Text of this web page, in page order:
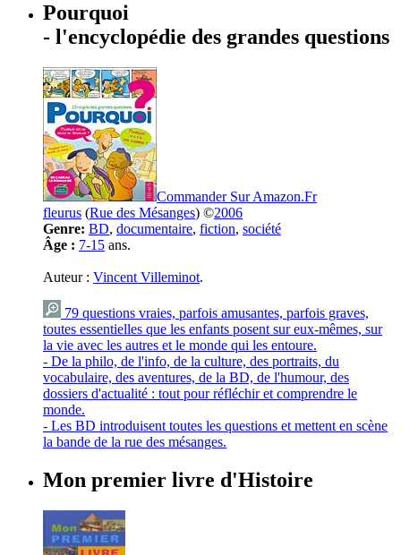
Pourquoi
- l'encyclopédie des grandes questions
Commander Sur Amazon.Fr
fleurus (Rue des Mésanges) ©2006
Genre: BD, documentaire, fiction, société
Âge : 7-15 ans.
Auteur : Vincent Villeminot.
79 questions vraies, parfois amusantes, parfois graves,
toutes essentielles que les enfants posent sur eux-mêmes, sur
la vie avec les autres et le monde qui les entoure.
- De la philo, de l'info, de la culture, des portraits, du
vocabulaire, des aventures, de la BD, de l'humour, des
dossiers d'actualité : tout pour réfléchir et comprendre le
monde.
- Les BD introduisent toutes les questions et mettent en scène
la bande de la rue des mésanges.
Mon premier livre d'Histoire